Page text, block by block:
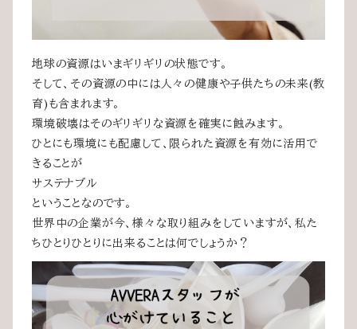
地球の資源はいまギリギリの状態です。
そして、その資源の中には人々の健康や子供たちの未来(教
育)も含まれます。
環境破壊はそのギリギリな資源を確実に蝕みます。
ひとにも環境にも配慮して、限られた資源を有効に活用で
きることが
サステナブル
ということなのです。
世界中の企業が今、様々な取り組みをしていますが、私た
ちひとりひとりに出来ることは何でしょうか？